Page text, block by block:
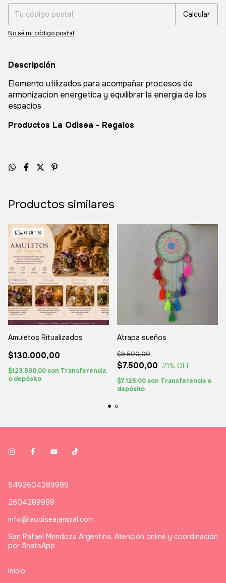
Calcular
No sé mi código postal
Descripción
Elemento utilizados para acompañar procesos de
armonizacion energetica y equilibrar la energia de los
espacios
Productos La Odisea - Regalos
Productos similares
GRATIS
Amuletos Ritualizados
$130.000,00
$123.500,00 con Transferencia
o depósito
Atrapa sueños
$7.500,00
$9.500,00
21% OFF
$7.125,00 con Transferencia o
depósito
5492604289989
2604289989
info@laodiseajampal.com
San Rafael Mendoza Argentina. Atención online y coordinación
por AhatsApp
Inicio